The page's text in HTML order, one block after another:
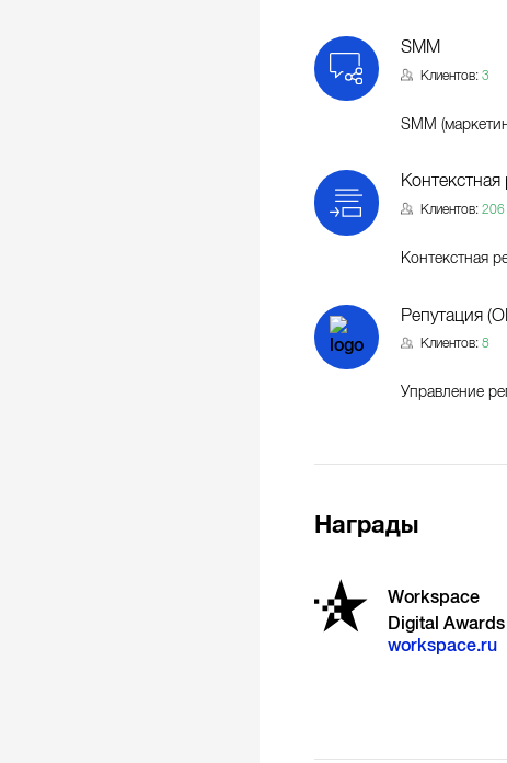
SMM
Клиентов:3
SMM
Клиентов:206
Контекстная
Репутация
Клиентов:8
Управление
Награды
Workspace
Digital Аwards
workspace.ru